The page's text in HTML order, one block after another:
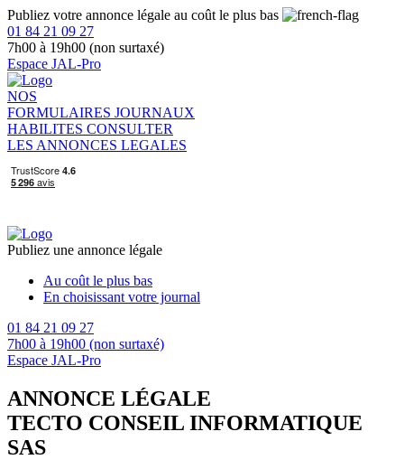
Publiez votre annonce légale au coût le plus bas
01 84 21 09 27
7h00 à 19h00 (non surtaxé)
Espace JAL-Pro
NOS
FORMULAIRES JOURNAUX
HABILITES CONSULTER
LES ANNONCES LEGALES
Publiez une annonce légale
Au coût le plus bas
En choisissant votre journal
01 84 21 09 27
7h00 à 19h00 (non surtaxé)
Espace JAL-Pro
ANNONCE LÉGALE
TECTO CONSEIL INFORMATIQUE
SAS